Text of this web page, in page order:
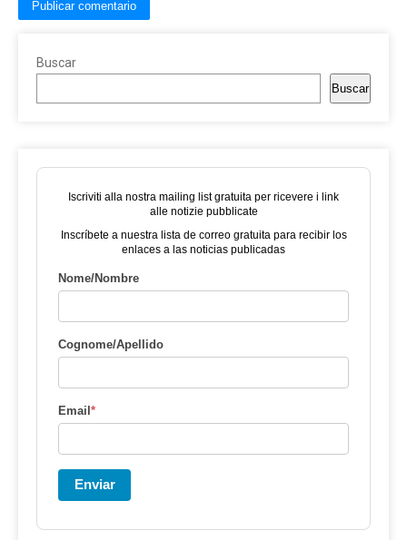
Buscar
Buscar
Iscriviti alla nostra mailing list gratuita per ricevere i link
alle notizie pubblicate
Inscríbete a nuestra lista de correo gratuita para recibir los
enlaces a las noticias publicadas
Nome/Nombre
Cognome/Apellido
Email*
Enviar